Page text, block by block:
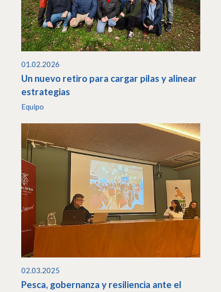
01.02.2026
Un nuevo retiro para cargar pilas y alinear
estrategias
Equipo
02.03.2025
Pesca, gobernanza y resiliencia ante el